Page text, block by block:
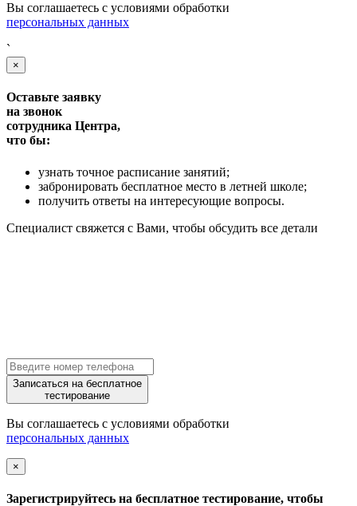
Вы соглашаетесь с условиями обработки
персональных данных
`
×
Оставьте заявку
на звонок
сотрудника Центра,
что бы:
узнать точное расписание занятий;
забронировать бесплатное место в летней школе;
получить ответы на интересующие вопросы.
Специалист свяжется с Вами, чтобы обсудить все детали
Записаться на бесплатное
тестирование
Вы соглашаетесь с условиями обработки
персональных данных
×
Зарегистрируйтесь на бесплатное тестирование, чтобы